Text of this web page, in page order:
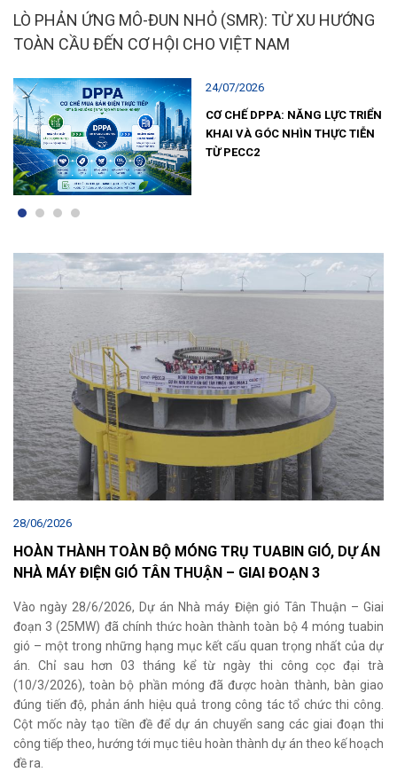
LÒ PHẢN ỨNG MÔ-ĐUN NHỎ (SMR): TỪ XU HƯỚNG
TOÀN CẦU ĐẾN CƠ HỘI CHO VIỆT NAM
24/07/2026
CƠ CHẾ DPPA: NĂNG LỰC TRIỂN
KHAI VÀ GÓC NHÌN THỰC TIỄN
TỪ PECC2
28/06/2026
HOÀN THÀNH TOÀN BỘ MÓNG TRỤ TUABIN GIÓ, DỰ ÁN
NHÀ MÁY ĐIỆN GIÓ TÂN THUẬN – GIAI ĐOẠN 3
Vào ngày 28/6/2026, Dự án Nhà máy Điện gió Tân Thuận – Giai
đoạn 3 (25MW) đã chính thức hoàn thành toàn bộ 4 móng tuabin
gió – một trong những hạng mục kết cấu quan trọng nhất của dự
án. Chỉ sau hơn 03 tháng kể từ ngày thi công cọc đại trà
(10/3/2026), toàn bộ phần móng đã được hoàn thành, bàn giao
đúng tiến độ, phản ánh hiệu quả trong công tác tổ chức thi công.
Cột mốc này tạo tiền đề để dự án chuyển sang các giai đoạn thi
công tiếp theo, hướng tới mục tiêu hoàn thành dự án theo kế hoạch
đề ra.